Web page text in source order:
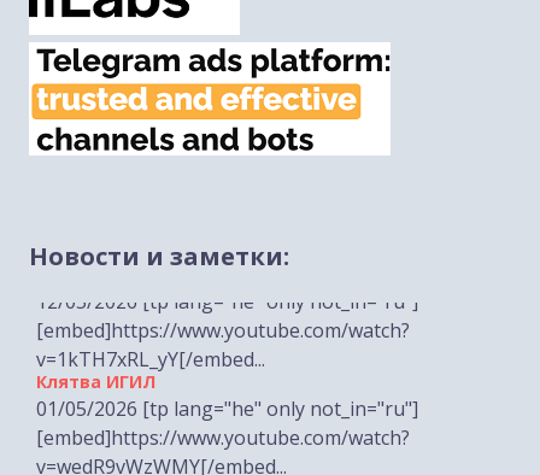
Новости и заметки:
12/05/2026 [tp lang="he" only not_in="ru"]
v=1kTH7xRL_yY[/embed...
Клятва ИГИЛ
01/05/2026 [tp lang="he" only not_in="ru"]
[embed]https://www.youtube.com/watch?
v=wedR9vWzWMY[/embed...
Михаэль Бен Ари о недельной главе Торы Эмор